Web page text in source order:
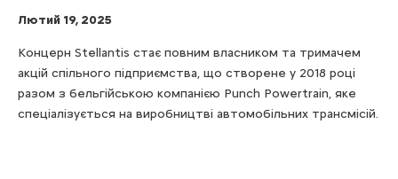
Лютий 19, 2025
Концерн Stellantis стає повним власником та тримачем
акцій спільного підприємства, що створене у 2018 році
разом з бельгійською компанією Punch Powertrain, яке
спеціалізується на виробництві автомобільних трансмісій.